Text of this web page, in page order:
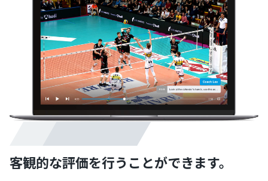
客観的な評価を行うことができます。